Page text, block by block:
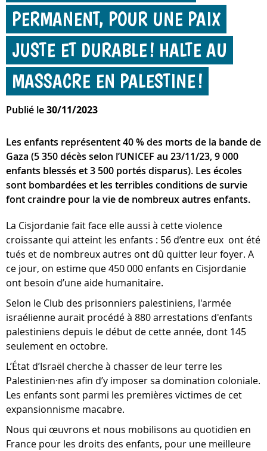
PERMANENT, POUR UNE PAIX
JUSTE ET DURABLE ! HALTE AU
MASSACRE EN PALESTINE !
Publié le30/11/2023
Les enfants représentent 40 % des morts de la bande de
Gaza (5 350 décès selon l’UNICEF au 23/11/23, 9 000
enfants blessés et 3 500 portés disparus). Les écoles
sont bombardées et les terribles conditions de survie
font craindre pour la vie de nombreux autres enfants.
La Cisjordanie fait face elle aussi à cette violence
croissante qui atteint les enfants : 56 d’entre eux ont été
tués et de nombreux autres ont dû quitter leur foyer. A
ce jour, on estime que 450 000 enfants en Cisjordanie
ont besoin d’une aide humanitaire.
Selon le Club des prisonniers palestiniens, l'armée
israélienne aurait procédé à 880 arrestations d'enfants
palestiniens depuis le début de cette année, dont 145
seulement en octobre.
L’État d’Israël cherche à chasser de leur terre les
Palestinien·nes afin d’y imposer sa domination coloniale.
Les enfants sont parmi les premières victimes de cet
expansionnisme macabre.
Nous qui œuvrons et nous mobilisons au quotidien en
France pour les droits des enfants, pour une meilleure